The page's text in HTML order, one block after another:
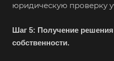
юридическую проверку
Шаг 5: Получение решения
собственности.